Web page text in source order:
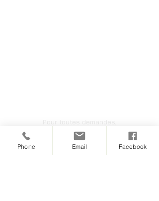
Pour toutes demandes;
informations et devis personnalisés.
Phone Email Facebook